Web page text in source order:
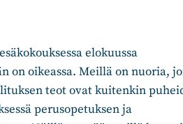
elokuussa
on oikeassa. Meillä on nuoria,
teot ovat kuitenkin
perusopetuksen ja